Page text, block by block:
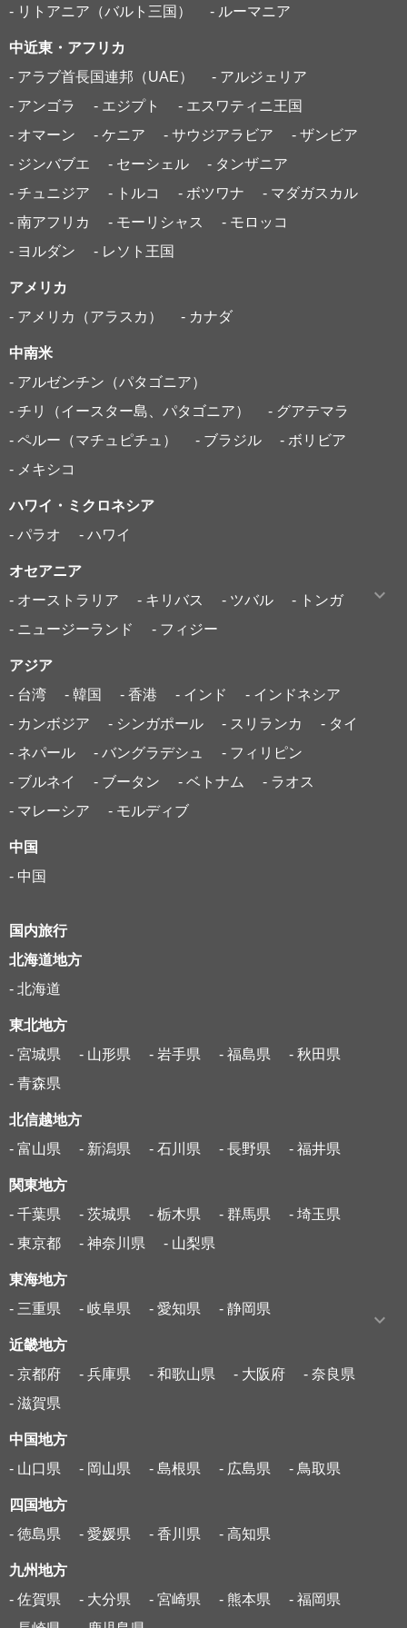
- リトアニア（バルト三国）
- ルーマニア
中近東・アフリカ
- アラブ首長国連邦（UAE）
- アルジェリア
- アンゴラ
- エジプト
- エスワティニ王国
- オマーン
- ケニア - サウジアラビア
- ザンビア
- ジンバブエ
- セーシェル
- タンザニア
- チュニジア
- トルコ - ボツワナ
- マダガスカル
- 南アフリカ
- モーリシャス
- モロッコ
- ヨルダン
- レソト王国
アメリカ
- アメリカ（アラスカ）
- カナダ
中南米
- アルゼンチン（パタゴニア）
- チリ（イースター島、パタゴニア）
- グアテマラ
- ペルー（マチュピチュ）
- ブラジル
- ボリビア
- メキシコ
ハワイ・ミクロネシア
- パラオ
- ハワイ
オセアニア
- オーストラリア
- キリバス - ツバル
- トンガ
- ニュージーランド
- フィジー
アジア
- 台湾
- 韓国 - 香港 - インド
- インドネシア
- カンボジア
- シンガポール - スリランカ
- タイ
- ネパール
- バングラデシュ
- フィリピン
- ブルネイ
- ブータン - ベトナム
- ラオス
- マレーシア
- モルディブ
中国
- 中国
国内旅行
北海道地方
- 北海道
東北地方
- 宮城県
- 山形県 - 岩手県 - 福島県
- 秋田県
- 青森県
北信越地方
- 富山県
- 新潟県 - 石川県 - 長野県 - 福井県
関東地方
- 千葉県
- 茨城県 - 栃木県 - 群馬県
- 埼玉県
- 東京都
- 神奈川県 - 山梨県
東海地方
- 三重県
- 岐阜県 - 愛知県 - 静岡県
近畿地方
- 京都府
- 兵庫県 - 和歌山県 - 大阪府
- 奈良県
- 滋賀県
中国地方
- 山口県
- 岡山県 - 島根県 - 広島県 - 鳥取県
四国地方
- 徳島県
- 愛媛県 - 香川県 - 高知県
九州地方
- 佐賀県
- 大分県 - 宮崎県 - 熊本県
- 福岡県